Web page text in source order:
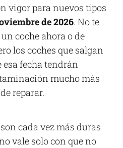
vigor para nuevos tipos
de 2026. No te
coche ahora o de
los coches que salgan
fecha tendrán
mucho más
reparar.
cada vez más duras
vale solo con que no